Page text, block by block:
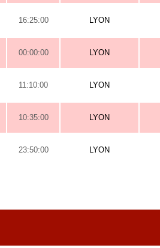
16:25:00 LYON
00:00:00 LYON
11:10:00 LYON
10:35:00 LYON
23:50:00 LYON